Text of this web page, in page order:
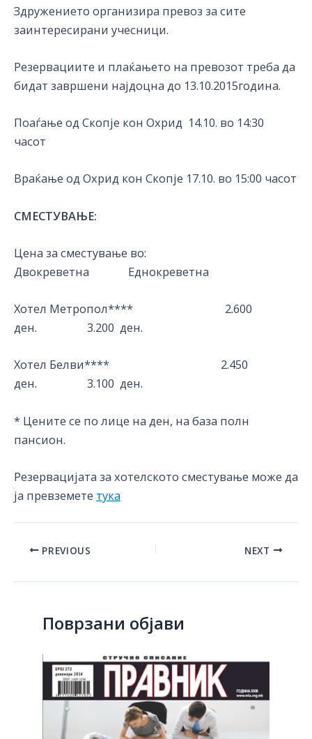
Здружението организира превоз за сите
заинтересирани учесници.
Резервациите и плаќањето на превозот треба да
бидат завршени најдоцна до 13.10.2015година.
Поаѓање од Скопје кон Охрид 14.10. во 14:30
часот
Враќање од Охрид кон Скопје 17.10. во 15:00 часот
СМЕСТУВАЊЕ:
Цена за сместување во:
Двокреветна Еднокреветна
Хотел Метропол**** 2.600
ден. 3.200 ден.
Хотел Белви**** 2.450
ден. 3.100 ден.
* Цените се по лице на ден, на база полн
пансион.
Резервацијата за хотелското сместување може да
ја превземете тука
PostPREVIOUS NEXT
Поврзани објави